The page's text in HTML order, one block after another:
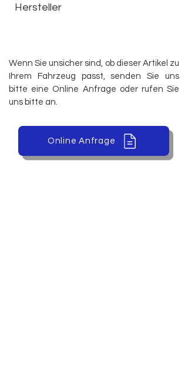
Hersteller
Wenn Sie unsicher sind, ob dieser Artikel zu
Ihrem Fahrzeug passt, senden Sie uns
bitte eine Online Anfrage oder rufen Sie
uns bitte an.
Online Anfrage